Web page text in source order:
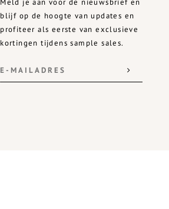
Meld je aan voor de nieuwsbrief en
blijf op de hoogte van updates en
profiteer als eerste van exclusieve
kortingen tijdens sample sales.